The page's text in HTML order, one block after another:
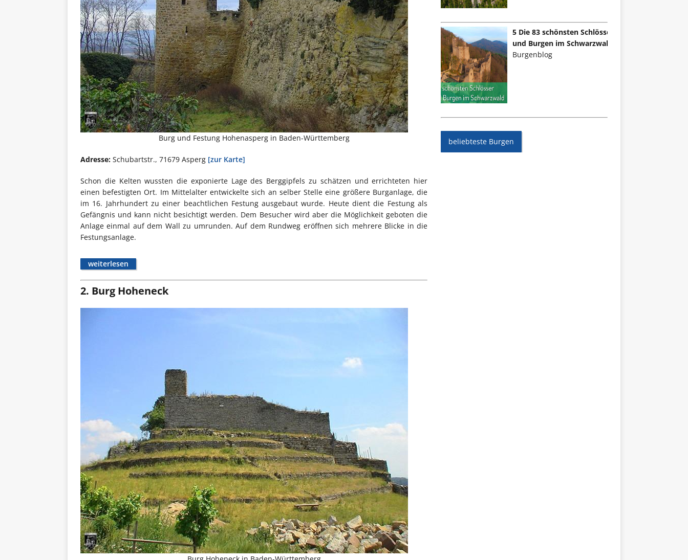
Burg und Festung Hohenasperg in Baden-Württemberg
Adresse: Schubartstr., 71679 Asperg [zur Karte]
Schon die Kelten wussten die exponierte Lage des Berggipfels zu schätzen und errichteten hier
einen befestigten Ort. Im Mittelalter entwickelte sich an selber Stelle eine größere Burganlage, die
im 16. Jahrhundert zu einer beachtlichen Festung ausgebaut wurde. Heute dient die Festung als
Gefängnis und kann nicht besichtigt werden. Dem Besucher wird aber die Möglichkeit geboten die
Anlage einmal auf dem Wall zu umrunden. Auf dem Rundweg eröffnen sich mehrere Blicke in die
Festungsanlage.
weiterlesen
2. Burg Hoheneck
5 Die 83 schönsten Schlösser
und Burgen im Schwarzwald
Burgenblog
beliebteste Burgen